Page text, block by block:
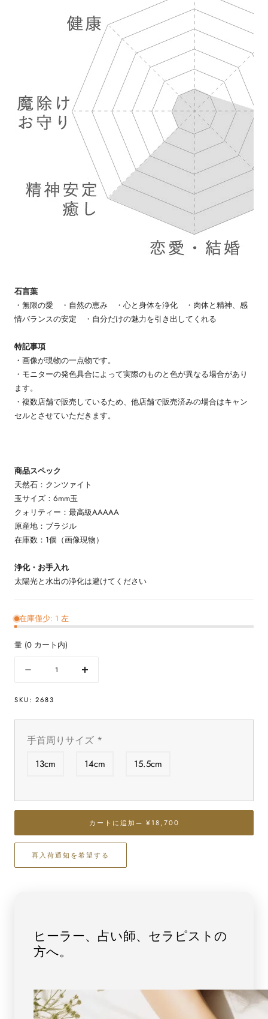
石言葉
・無限の愛 ・自然の恵み ・心と身体を浄化 ・肉体と精神、感
情バランスの安定 ・自分だけの魅力を引き出してくれる
特記事項
・画像が現物の一点物です。
・モニターの発色具合によって実際のものと色が異なる場合があり
ます。
・複数店舗で販売しているため、他店舗で販売済みの場合はキャン
セルとさせていただきます。
商品スペック
天然石：クンツァイト
玉サイズ：6mm玉
クォリティー：最高級AAAAA
原産地：ブラジル
在庫数：1個（画像現物）
浄化・お手入れ
太陽光と水出の浄化は避けてください
在庫僅少: 1 左
量 (0 カート内)
を
減
す
最
（5A）
ク
ツ
ァ
イ
カ
ラ
レ
ス
数
増
す
最
（5A）
ク
ン
ツ
ァ
イ
カ
SKU: 2683
手首周りサイズ *
13cm 14cm 15.5cm
カートに追加— ¥18,700
再入荷通知を希望する
ヒーラー、占い師、セラピストの
方へ。